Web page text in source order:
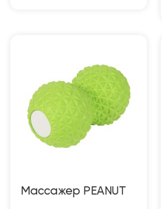
Массажер PEANUT